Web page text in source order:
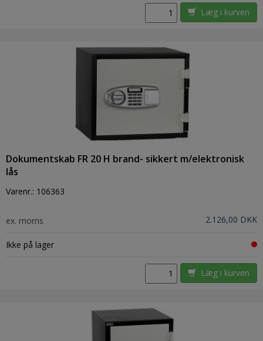
Læg i kurven
Dokumentskab FR 20 H brand- sikkert m/elektronisk
lås
Varenr.: 106363
ex. moms 2.126,00 DKK
Ikke på lager
Læg i kurven